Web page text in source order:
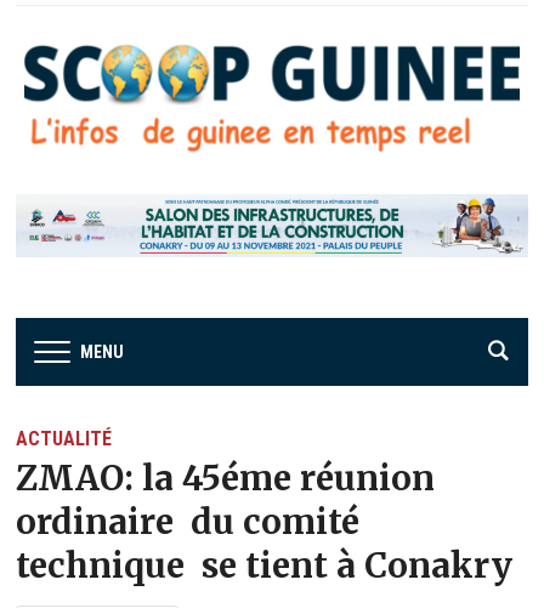
MENU
ACTUALITÉ
ZMAO: la 45éme réunion
ordinaire du comité
technique se tient à Conakry